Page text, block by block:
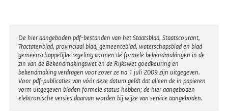
Disclaimer
De hier aangeboden pdf-bestanden van het Staatsblad, Staatscourant,
Tractatenblad, provinciaal blad, gemeenteblad, waterschapsblad en blad
gemeenschappelijke regeling vormen de formele bekendmakingen in de
zin van de Bekendmakingswet en de Rijkswet goedkeuring en
bekendmaking verdragen voor zover ze na 1 juli 2009 zijn uitgegeven.
Voor pdf-publicaties van vóór deze datum geldt dat alleen de in papieren
vorm uitgegeven bladen formele status hebben; de hier aangeboden
elektronische versies daarvan worden bij wijze van service aangeboden.